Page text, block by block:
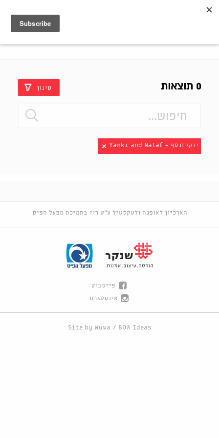
0 תוצאות סינון
ינקי ונטף - Yanki and Nataf
הארכיון לאופנה ולטקסטיל ע"ש רוז בתמיכת מפעל הפיס
פייסבוק
אינסטגרם
Site by Wuwa / BOA Ideas